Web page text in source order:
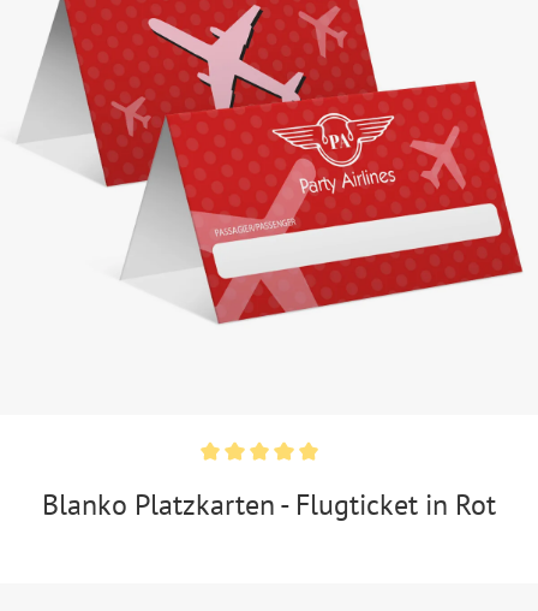
Blanko Platzkarten - Flugticket in Rot